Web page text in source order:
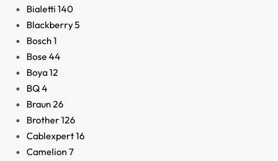
Bialetti 140
Blackberry5
Bosch 1
Bose 44
Boya12
BQ4
Braun 26
Brother126
Cablexpert16
Camelion 7